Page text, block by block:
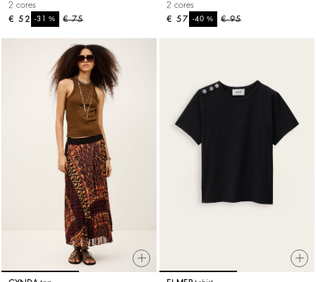
2 cores
€ 75
-31%
€ 52
2 cores
€ 95
-40%
€ 57